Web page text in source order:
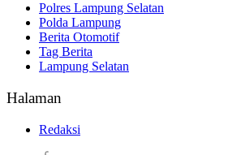
Polres Lampung Selatan
Polda Lampung
Berita Otomotif
Tag Berita
Lampung Selatan
Halaman
Redaksi